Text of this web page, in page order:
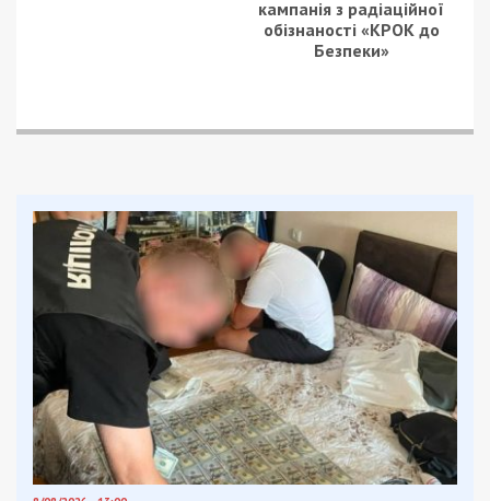
Звичайно, суд повинен встановити винуватість.
зупиняти роботу компанії через ділянку землі.
За його словами, подібні підходи вбивають будь-
який інвестклімат країни, тим паче під час
повномасштабної війни.
“Ми розібралися в процедурних деталях цієї
справи. І впевнений, що правоохоронні органи
приймуть всі необхідні управлінські рішення.
Разом з Дія.City ми планували приймати новий
закон про “Маски Шоу Стоп”. Сьогоднішній кейс
довів – закон потрібен терміново. Щоб “деякі” не
наступали на одні і ті ж граблі”, – резюмував він.